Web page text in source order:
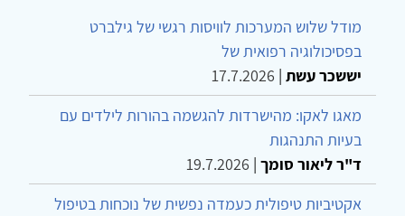
מודל שלוש המערכות לוויסות רגשי של גילברט
בפסיכולוגיה רפואית של
יששכר עשת |
17.7.2026
מאגו לאקו: מהישרדות להגשמה בהורות לילדים עם
בעיות התנהגות
ד"ר ליאור סומך |
19.7.2026
אקטיביות טיפולית כעמדה נפשית של נוכחות בטיפול